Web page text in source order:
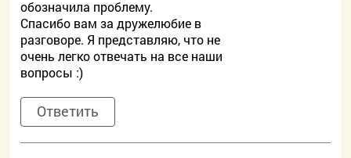
обозначила проблему.
Спасибо вам за дружелюбие в
разговоре. Я представляю, что не
очень легко отвечать на все наши
вопросы :)
Ответить